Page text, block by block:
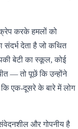
करके हमलों को
संदर्भ देता है जो कथित
बेटी का स्कूल, कोई
— तो पूछें कि उन्होंने
कि एक-दूसरे के बारे में लोग
और गोपनीय है